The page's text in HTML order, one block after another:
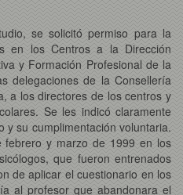
se solicitó permiso para la
en los Centros a la Dirección
y Formación Profesional de la
delegaciones de la Consellería
a los directores de los centros y
Se les indicó claramente
y su cumplimentación voluntaria.
y marzo de 1999 en los
que fueron entrenados
de aplicar el cuestionario en los
al profesor que abandonara el